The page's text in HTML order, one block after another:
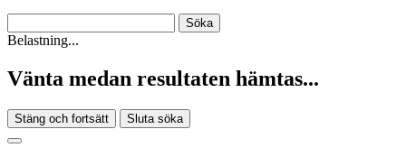
Belastning...
Vänta medan resultaten hämtas...
Stäng och fortsätt Sluta söka